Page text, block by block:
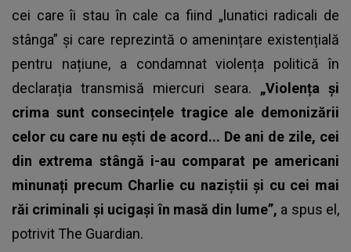
cei care îi stau în cale ca fiind „lunatici radicali de
stânga” și care reprezintă o amenințare existențială
pentru națiune, a condamnat violența politică în
declarația transmisă miercuri seara. „Violența și
crima sunt consecințele tragice ale demonizării
celor cu care nu ești de acord... De ani de zile, cei
din extrema stângă i-au comparat pe americani
minunați precum Charlie cu naziștii și cu cei mai
răi criminali și ucigași în masă din lume”, a spus el,
potrivit The Guardian.